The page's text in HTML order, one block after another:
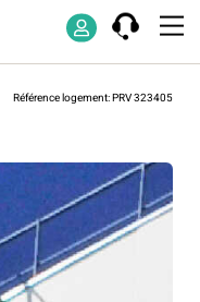
Référence logement: PRV 323405